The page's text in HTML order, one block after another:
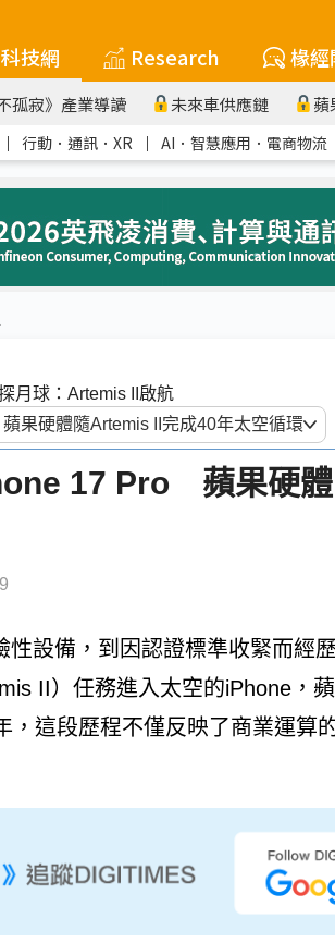
科技網 Research 椽經
孤寂》產業導讀 未來車供應鏈 蘋
｜ 行動．通訊．XR ｜ AI．智慧應用．電商物流
月球：Artemis II啟航
17 Pro 蘋果硬
性設備，到因認證標準收緊而經
II）任務進入太空的iPhone，
，這段歷程不僅反映了商業運算